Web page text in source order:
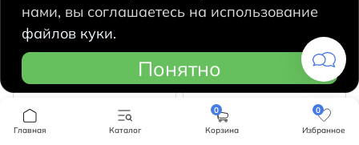
нами, вы соглашаетесь на использование
файлов куки.
Понятно
Главная Каталог
0
Корзина
0
Избранное